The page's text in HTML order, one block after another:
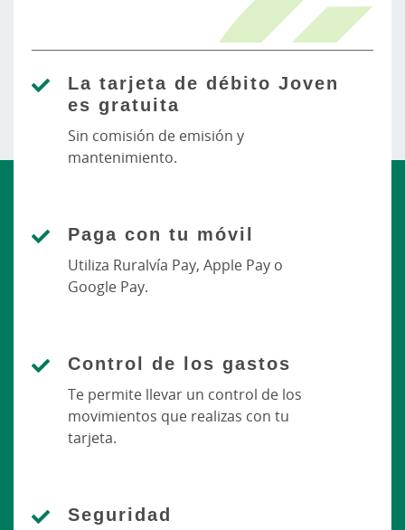
La tarjeta de débito Joven
es gratuita
Sin comisión de emisión y
mantenimiento.
Paga con tu móvil
Utiliza Ruralvía Pay, Apple Pay o
Google Pay.
Control de los gastos
Te permite llevar un control de los
movimientos que realizas con tu
tarjeta.
Seguridad